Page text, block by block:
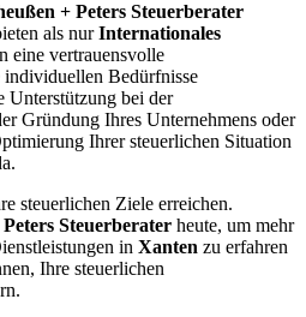
+ Peters Steuerberater
als nurInternationales
eine vertrauensvolle
Bedürfnisse
Unterstützung bei der
Gründung Ihres Unternehmens oder
Ihrer steuerlichen Situation
steuerlichen Ziele erreichen.
Steuerberater heute, um mehr
in Xanten zu erfahren
Ihre steuerlichen